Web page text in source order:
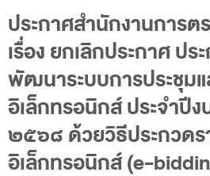
ประวัติสำนักงานการตรวจเงินแผ่นดิน
พรป. ว่าด้วยการตรวจเงินแผ่นดิน พ.
แผนปฏิบัติราชการ ระยะ 5 ปี (พ.ศ.
พระราชดำรัส รัชกาลที่ 9
ผู้บริหารสำนักงานการตรวจเงินแผ่นดิน
รองผู้ว่าการตรวจเงินแผ่นดิน
ประกาศสำนักงานการต
เรื่อง ยกเลิกประกาศ ปร
พัฒนาระบบการประชุมแ
อิเล็กทรอนิกส์ ประจำปี
๒๕๖๘ ด้วยวิธีประกวดร
อิเล็กทรอนิกส์ (e-